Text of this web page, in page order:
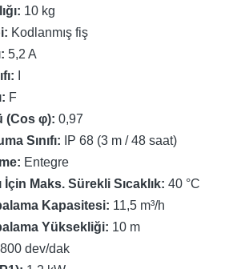
10 kg
Kodlanmış fiş
5,2 A
F
(Cos φ): 0,97
Sınıfı: IP 68 (3 m / 48 saat)
Entegre
İçin Maks. Sürekli Sıcaklık: 40 °C
Kapasitesi: 11,5 m³/h
Yüksekliği: 10 m
dev/dak